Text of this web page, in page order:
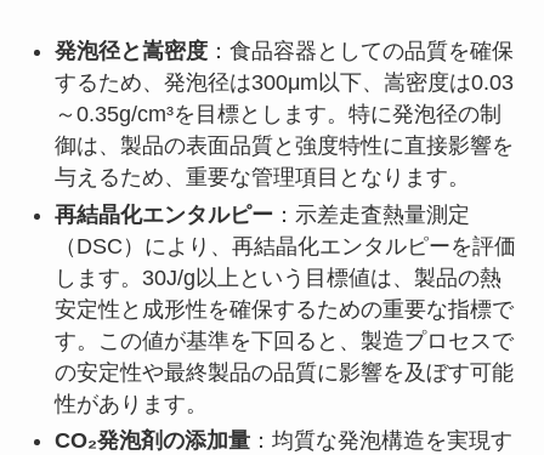
発泡径と嵩密度：食品容器としての品質を確保
するため、発泡径は300μm以下、嵩密度は0.03
～0.35g/cm³を目標とします。特に発泡径の制
御は、製品の表面品質と強度特性に直接影響を
与えるため、重要な管理項目となります。
再結晶化エンタルピー ：示差走査熱量測定
（DSC）により、再結晶化エンタルピーを評価
します。30J/g以上という目標値は、製品の熱
安定性と成形性を確保するための重要な指標で
す。この値が基準を下回ると、製造プロセスで
の安定性や最終製品の品質に影響を及ぼす可能
性があります。
CO₂発泡剤の添加量：均質な発泡構造を実現す